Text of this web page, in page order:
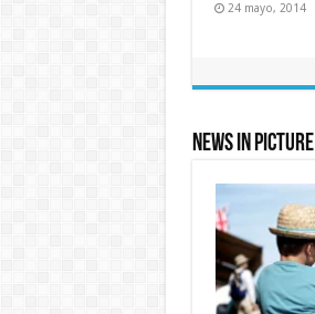
24 enero, 2015
News In Picture